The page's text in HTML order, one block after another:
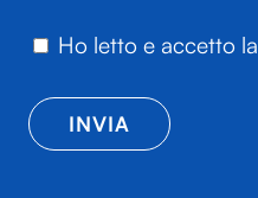
Ho letto e accetto la